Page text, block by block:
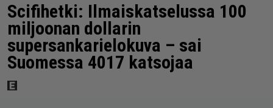
Scifihetki: Ilmaiskatselussa 100
miljoonan dollarin
supersankarielokuva – sai
Suomessa 4017 katsojaa